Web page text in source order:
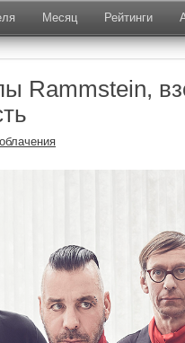
Месяц Рейтинги
Rammstein,